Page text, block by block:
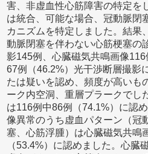
害、非虚血性心筋障害の特定を
は統合、可能な場合、冠動脈閉
カニズムを特定しました。結果
動脈閉塞を伴わない心筋梗塞の
影145例、心臓磁気共鳴画像
67例（46.2%）光干渉断層撮影
たは疑いを認め、頻度が高いも
ーク内空洞、重層プラークでし
は116例中86例（74.1%）に認
像異常のうち虚血パターン（冠
塞、心筋浮腫）は心臓磁気共鳴
（53.4%）に認めました。心臓